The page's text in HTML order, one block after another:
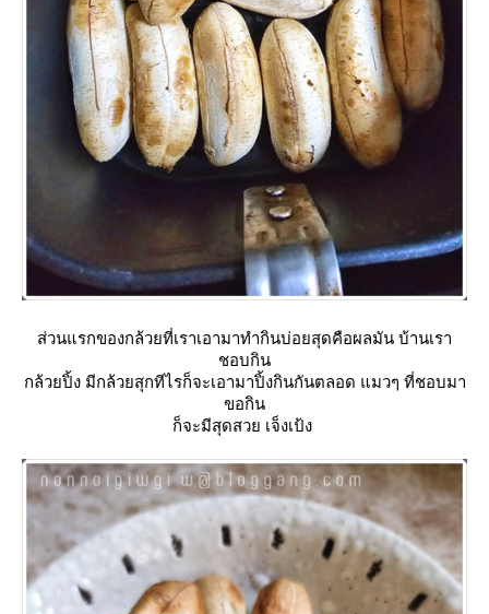
ส่วนแรกของกล้วยที่เราเอามาทำกินบ่อยสุดคือผลมัน บ้านเรา
ชอบกิน
กล้วยปิ้ง มีกล้วยสุกทีไรก็จะเอามาปิ้งกินกันตลอด แมวๆ ที่ชอบมา
ขอกิน
ก็จะมีสุดสวย เจ็งเป้ง